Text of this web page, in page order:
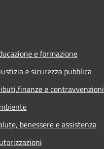
e formazione
e sicurezza pubblica
e contravvenzioni
benessere e assistenza